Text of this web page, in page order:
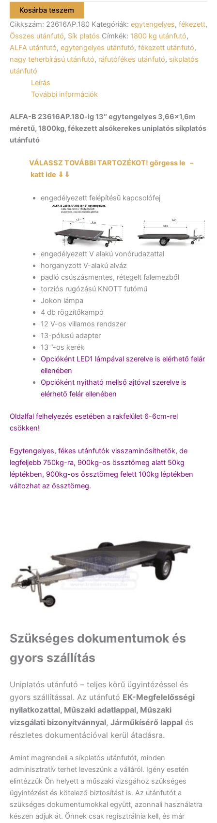
23616AP.180-
13″
egytengelyes
fékezett
utánfutó
366x160cm
–
1800kg
össztömeg
Kosárba teszem
Cikkszám: 23616AP.180 Kategóriák: egytengelyes, fékezett,
Összes utánfutó, Sík platós Címkék: 1800 kg utánfutó,
ALFA utánfutó, egytengelyes utánfutó, fékezett utánfutó,
nagy teherbírású utánfutó, ráfutófékes utánfutó, síkplatós
utánfutó
Leírás
További információk
ALFA-B 23616AP.180-ig 13″ egytengelyes 3,66×1,6m
méretű, 1800kg, fékezett alsókerekes uniplatós síkplatós
utánfutó
VÁLASSZ TOVÁBBI TARTOZÉKOT! görgess le –
katt ide ⇓⇓
engedélyezett felépítésű kapcsolófej
engedélyezett V alakú vonórudazattal
horganyzott V-alakú alváz
padló csúszásmentes, rétegelt falemezből
torziós rugózású KNOTT futómű
Jokon lámpa
4 db rögzítőkampó
12 V-os villamos rendszer
13-pólusú adapter
13 ”-os kerék
Opcióként LED1 lámpával szerelve is elérhető felár
ellenében
Opcióként nyitható mellső ajtóval szerelve is
elérhető felár ellenében
Oldalfal felhelyezés esetében a rakfelület 6-6cm-rel
csökken!
Egytengelyes, fékes utánfutók visszaminősíthetők, de
legfeljebb 750kg-ra, 900kg-os össztömeg alatt 50kg
léptékben, 900kg-os össztömeg felett 100kg léptékben
változhat az össztömeg.
Szükséges dokumentumok és
gyors szállítás
Uniplatós utánfutó – teljes körű ügyintézéssel és
gyors szállítással. Az utánfutó EK-Megfelelősségi
nyilatkozattal, Műszaki adatlappal, Műszaki
vizsgálati bizonyítvánnyal, Járműkísérő lappal és
részletes dokumentációval kerül átadásra.
Amint megrendeli a síkplatós utánfutót, minden
adminisztratív terhet leveszünk a válláról. Igény esetén
elintézzük Ön helyett a műszaki vizsgához szükséges
ügyintézést és kötelező biztosítást is. Az utánfutót a
szükséges dokumentumokkal együtt, azonnali használatra
készen adjuk át. Önnek csak regisztrálnia kell, és már